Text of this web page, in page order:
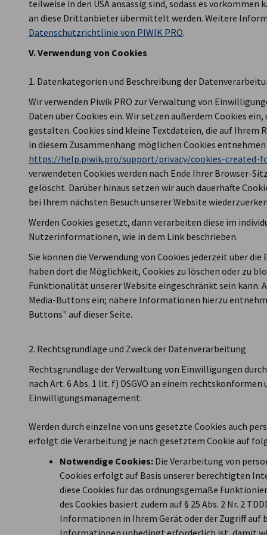
teilweise in den USA ansässig sind, sodass es
an diese Drittanbieter übermittelt werden. Weitere
Datenschutzrichtlinie von PIWIK PRO.
V. Verwendung von Cookies
1. Datenkategorien und Beschreibung der
Wir verwenden Piwik PRO zur Verwaltung von
Daten über Cookies ein. Wir setzen außerdem Cookies
gestalten. Cookies sind kleine Textdateien, die auf Ihrem
in diesem Zusammenhang möglichen Cookies
https://help.piwik.pro/support/privacy/cookies-created-
verwendeten Cookies werden nach Ende Ihrer Browser-
gelöscht. Darüber hinaus setzen wir auch dauerhafte
bei Ihrem nächsten Besuch unserer Website
Werden Cookies gesetzt, dann verarbeiten diese im
Nutzerinformationen, wie in dem Link beschrieben.
Sie können die Verwendung von Cookies jederzeit über
haben dort die Möglichkeit, Cookies zu löschen oder zu
Funktionalität unserer Website eingeschränkt sein kann.
Media-Buttons ein; nähere Informationen hierzu
Buttons" auf dieser Seite.
2. Rechtsgrundlage und Zweck der Datenverarbeitung
Rechtsgrundlage der Verwaltung von Einwilligungen
nach Art. 6 Abs. 1 lit. f) DSGVO an einem
Einwilligungsmanagement.
Werden durch einzelne von uns gesetzte Cookies auch
erfolgt die Verarbeitung je nach gesetztem Cookie auf
Notwendige Cookies: Die Verarbeitung von
Cookies erfolgt auf Basis unserer berechtigten
diese Cookies für das ordnungsgemäße
des Cookies basiert zudem auf § 25 Abs. 2 Nr. 2
Informationen in Ihrem Gerät oder der Zugriff auf
Informationen unbedingt erforderlich ist, damit